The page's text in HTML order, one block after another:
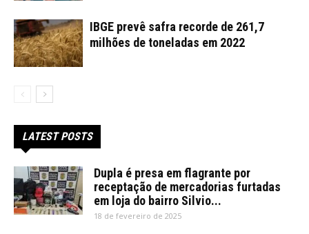
IBGE prevê safra recorde de 261,7
milhões de toneladas em 2022
LATEST POSTS
Dupla é presa em flagrante por
receptação de mercadorias furtadas
em loja do bairro Silvio...
18 de fevereiro de 2025